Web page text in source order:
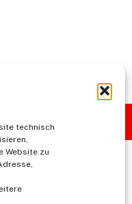
technisch
Website zu